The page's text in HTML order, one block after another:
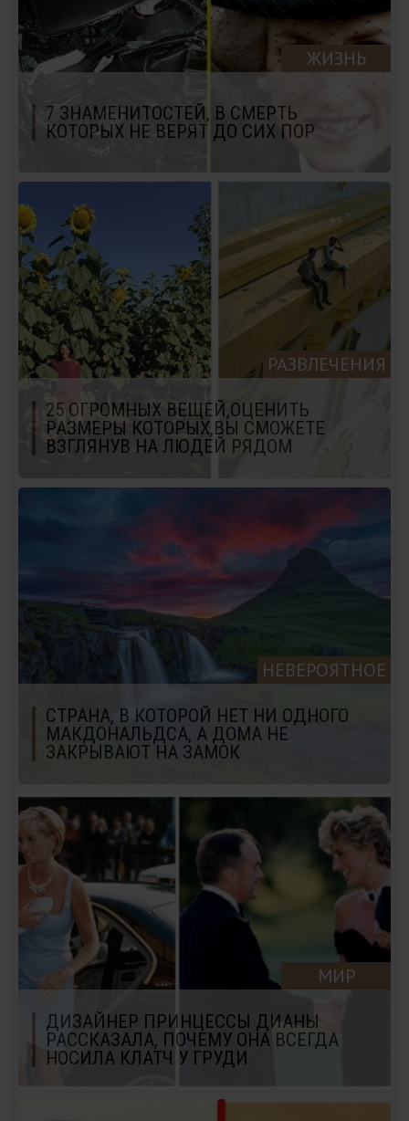
ЖИЗНЬ
7 ЗНАМЕНИТОСТЕЙ, В СМЕРТЬ
КОТОРЫХ НЕ ВЕРЯТ ДО СИХ ПОР
РАЗВЛЕЧЕНИЯ
25 ОГРОМНЫХ ВЕЩЕЙ,ОЦЕНИТЬ
РАЗМЕРЫ КОТОРЫХ,ВЫ СМОЖЕТЕ
ВЗГЛЯНУВ НА ЛЮДЕЙ РЯДОМ
НЕВЕРОЯТНОЕ
СТРАНА, В КОТОРОЙ НЕТ НИ ОДНОГО
МАКДОНАЛЬДСА, А ДОМА НЕ
ЗАКРЫВАЮТ НА ЗАМОК
МИР
ДИЗАЙНЕР ПРИНЦЕССЫ ДИАНЫ
РАССКАЗАЛА, ПОЧЕМУ ОНА ВСЕГДА
НОСИЛА КЛАТЧ У ГРУДИ